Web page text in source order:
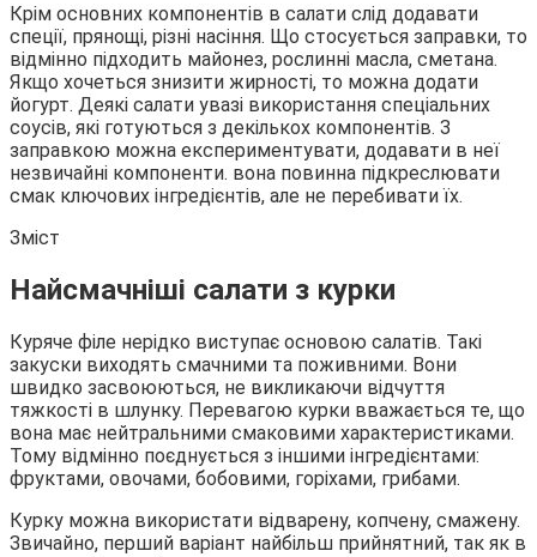
Крім основних компонентів в салати слід додавати
спеції, прянощі, різні насіння. Що стосується заправки, то
відмінно підходить майонез, рослинні масла, сметана.
Якщо хочеться знизити жирності, то можна додати
йогурт. Деякі салати увазі використання спеціальних
соусів, які готуються з декількох компонентів. З
заправкою можна експериментувати, додавати в неї
незвичайні компоненти. вона повинна підкреслювати
смак ключових інгредієнтів, але не перебивати їх.
Зміст
Найсмачніші салати з курки
Куряче філе нерідко виступає основою салатів. Такі
закуски виходять смачними та поживними. Вони
швидко засвоюються, не викликаючи відчуття
тяжкості в шлунку. Перевагою курки вважається те, що
вона має нейтральними смаковими характеристиками.
Тому відмінно поєднується з іншими інгредієнтами:
фруктами, овочами, бобовими, горіхами, грибами.
Курку можна використати відварену, копчену, смажену.
Звичайно, перший варіант найбільш прийнятний, так як в